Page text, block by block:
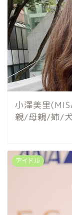
小澤美里
親/母親/姉/
アイドル